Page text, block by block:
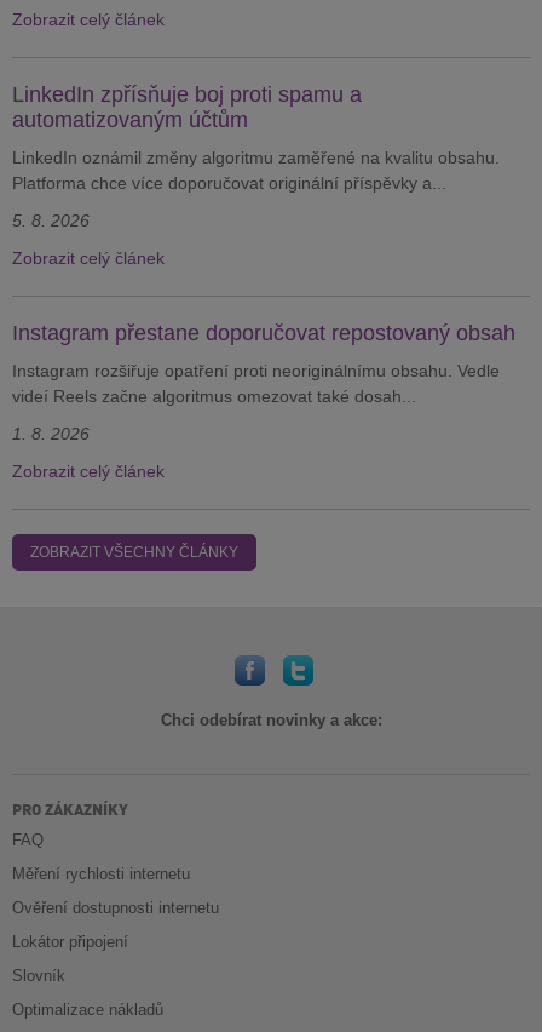
Zobrazit celý článek
LinkedIn zpřísňuje boj proti spamu a
automatizovaným účtům
LinkedIn oznámil změny algoritmu zaměřené na kvalitu obsahu.
Platforma chce více doporučovat originální příspěvky a...
5. 8. 2026
Zobrazit celý článek
Instagram přestane doporučovat repostovaný obsah
Instagram rozšiřuje opatření proti neoriginálnímu obsahu. Vedle
videí Reels začne algoritmus omezovat také dosah...
1. 8. 2026
Zobrazit celý článek
ZOBRAZIT VŠECHNY ČLÁNKY
Chci odebírat novinky a akce:
PRO ZÁKAZNÍKY
FAQ
Měření rychlosti internetu
Ověření dostupnosti internetu
Lokátor připojení
Slovník
Optimalizace nákladů